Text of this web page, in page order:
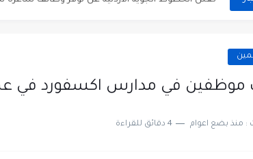
تعلن مؤسسة التعليم لأجل التوظيف الأردنية
في مدارس اكسفورد في
: منذ بضع اعوام 4 دقائق للقراءة